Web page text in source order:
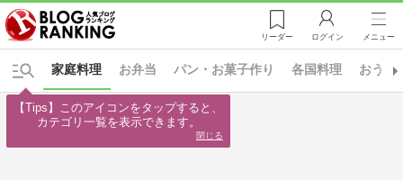
リーダー ログイン メニュー
お弁当 パン・お菓子作り 各国料理 おうち
家庭料理
【Tips】このアイコンをタップすると、
カテゴリ一覧を表示できます。
閉じる